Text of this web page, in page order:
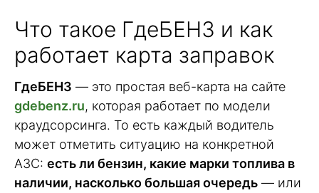
Что такое ГдеБЕНЗ и как
работает карта заправок
ГдеБЕНЗ — это простая веб-карта на сайте
gdebenz.ru, которая работает по модели
краудсорсинга. То есть каждый водитель
может отметить ситуацию на конкретной
АЗС: есть ли бензин, какие марки топлива в
наличии, насколько большая очередь — или